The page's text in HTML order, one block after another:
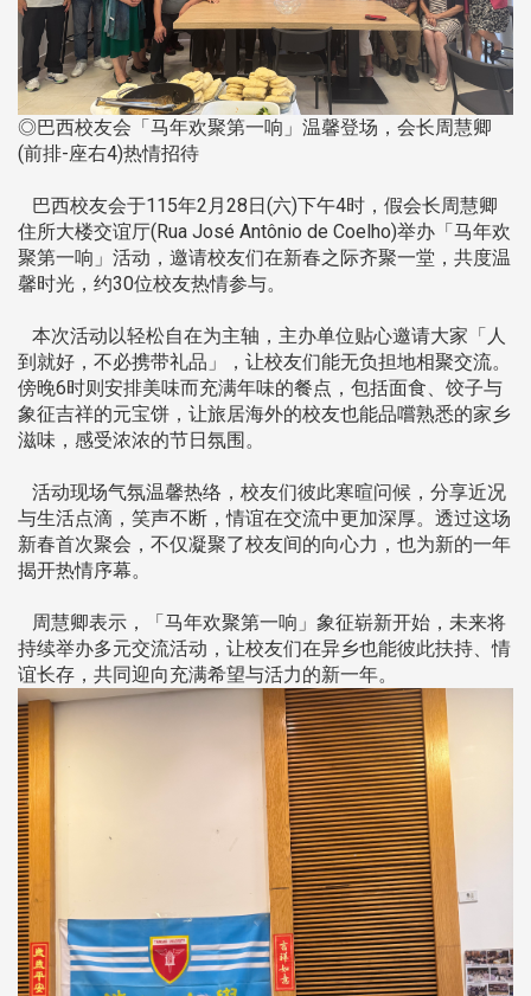
◎巴西校友会「马年欢聚第一响」温馨登场，会长周慧卿
(前排-座右4)热情招待
巴西校友会于115年2月28日(六)下午4时，假会长周慧卿
住所大楼交谊厅(Rua José Antônio de Coelho)举办「马年欢
聚第一响」活动，邀请校友们在新春之际齐聚一堂，共度温
馨时光，约30位校友热情参与。
本次活动以轻松自在为主轴，主办单位贴心邀请大家「人
到就好，不必携带礼品」，让校友们能无负担地相聚交流。
傍晚6时则安排美味而充满年味的餐点，包括面食、饺子与
象征吉祥的元宝饼，让旅居海外的校友也能品嚐熟悉的家乡
滋味，感受浓浓的节日氛围。
活动现场气氛温馨热络，校友们彼此寒暄问候，分享近况
与生活点滴，笑声不断，情谊在交流中更加深厚。透过这场
新春首次聚会，不仅凝聚了校友间的向心力，也为新的一年
揭开热情序幕。
周慧卿表示，「马年欢聚第一响」象征崭新开始，未来将
持续举办多元交流活动，让校友们在异乡也能彼此扶持、情
谊长存，共同迎向充满希望与活力的新一年。